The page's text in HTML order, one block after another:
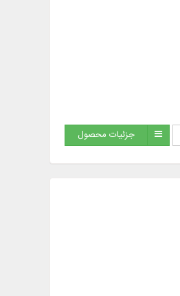
جزئیات محصول